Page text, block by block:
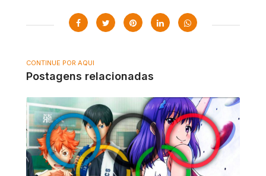
CONTINUE POR AQUI
Postagens relacionadas